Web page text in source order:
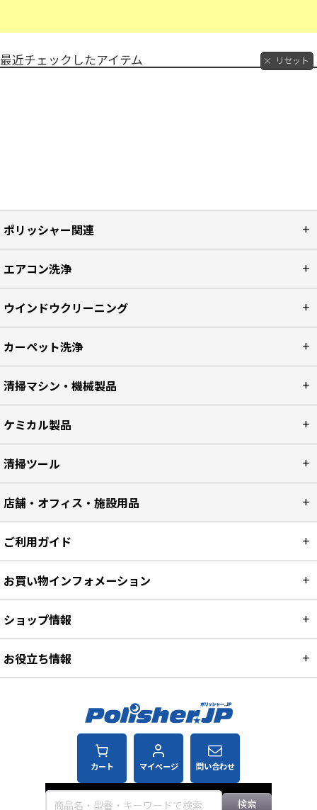
最近チェックしたアイテム リセット
ポリッシャー関連
エアコン洗浄
ウインドウクリーニング
カーペット洗浄
清掃マシン・機械製品
ケミカル製品
清掃ツール
店舗・オフィス・施設用品
カート マイページ 問い合わせ
検索
ご利用ガイド
お買い物インフォメーション
ショップ情報
お役立ち情報